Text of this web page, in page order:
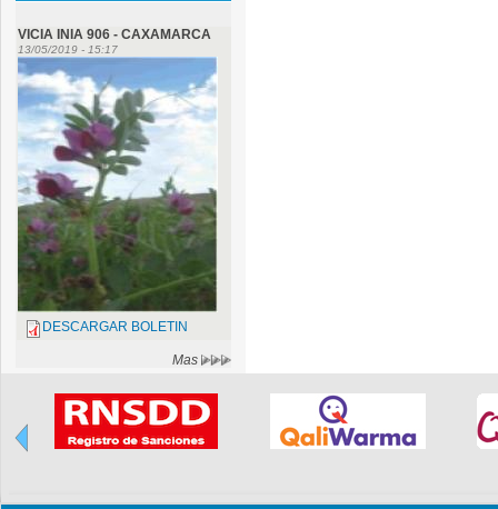
VICIA INIA 906 - CAXAMARCA
13/05/2019 - 15:17
DESCARGAR BOLETIN
Mas